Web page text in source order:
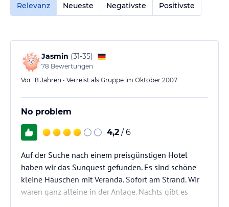
Relevanz
Neueste Negativste Positivste
Jasmin (31-35)
78 Bewertungen
Vor 18 Jahren • Verreist als Gruppe im Oktober 2007
No problem
4,2 / 6
Auf der Suche nach einem preisgünstigen Hotel
haben wir das Sunquest gefunden. Es sind schöne
kleine Häuschen mit Veranda. Sofort am Strand. Wir
waren ganz alleine in der Anlage. Nachts gibt es